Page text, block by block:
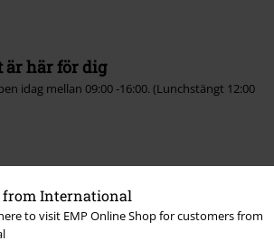
from International
to visit EMP Online Shop for customers from
här för dig
idag mellan 09:00 -16:00. (Lunchstängt 12:00